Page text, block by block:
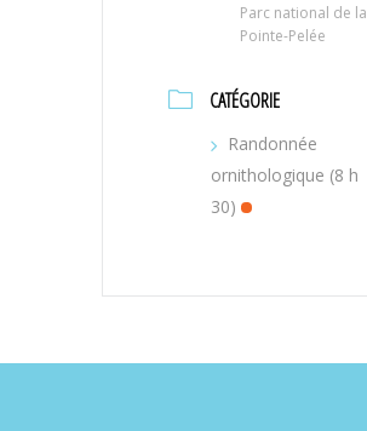
Parc national de la
Pointe-Pelée
CATÉGORIE
Randonnée
ornithologique (8 h
30)